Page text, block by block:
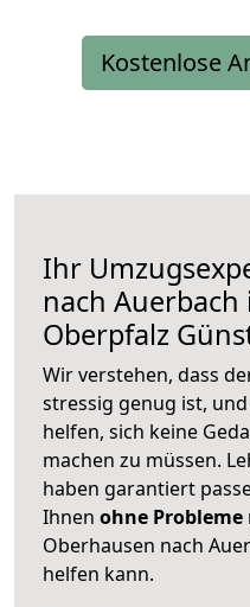
Kostenlose
Ihr
nach Auerbach
Oberpfalz
Wir verstehen, dass
stressig genug ist,
helfen, sich keine
machen zu müssen.
haben garantiert
Ihnen ohne Probleme
Oberhausen nach
helfen kann.